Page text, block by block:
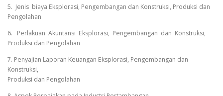
5. Jenis biaya Eksplorasi, Pengembangan dan Konstruksi, Produksi dan
Pengolahan
6. Perlakuan Akuntansi Eksplorasi, Pengembangan dan Konstruksi,
Produksi dan Pengolahan
7. Penyajian Laporan Keuangan Eksplorasi, Pengembangan dan
Konstruksi,
Produksi dan Pengolahan